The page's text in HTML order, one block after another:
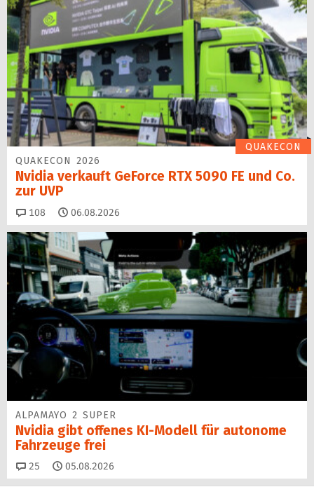
QUAKECON
QUAKECON 2026
Nvidia verkauft GeForce RTX 5090 FE und Co.
zur UVP
108 Kommentare
06.08.2026
ALPAMAYO 2 SUPER
Nvidia gibt offenes KI-Modell für autonome
Fahrzeuge frei
25 Kommentare
05.08.2026